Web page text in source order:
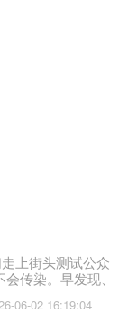
上街头测试公众
传染。早发现、
见。
06-02 16:19:04